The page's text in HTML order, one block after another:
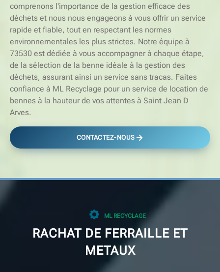
comprenons l'importance de la gestion efficace des
déchets et nous nous engageons à vous offrir un service
rapide et fiable, tout en respectant les normes
environnementales les plus strictes. Notre équipe à
73530 est dédiée à vous accompagner à chaque étape,
de la sélection de la benne idéale à la gestion des
déchets, assurant ainsi un service sans tracas. Faites
confiance à ML Recyclage pour un service de location de
bennes à la hauteur de vos attentes à Saint Jean D
Arves.
CONTACTEZ-NOUS
ML RECYCLAGE
RACHAT DE FERRAILLE ET
METAUX